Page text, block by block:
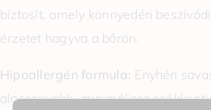
biztosít, amely könnyedén
érzetet hagyva a bőrön.
Hipoallergén formula: Enyhén
alacsonyabb, minimálisra